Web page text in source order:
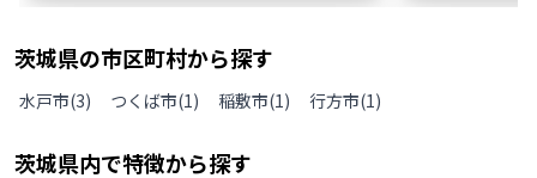
茨城県の市区町村から探す
水戸市(3) つくば市(1) 稲敷市(1) 行方市(1)
茨城県内で特徴から探す